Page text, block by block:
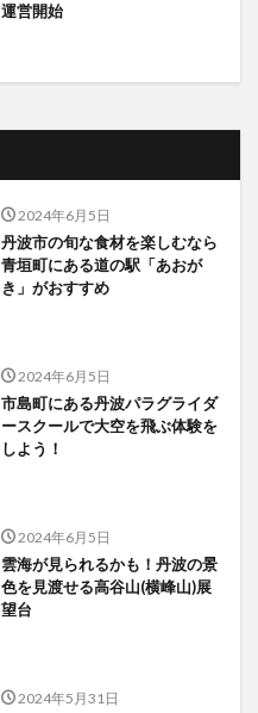
運営開始
2024年6月5日
丹波市の旬な食材を楽しむなら
青垣町にある道の駅「あおが
き」がおすすめ
2024年6月5日
市島町にある丹波パラグライダ
ースクールで大空を飛ぶ体験を
しよう！
2024年6月5日
雲海が見られるかも！丹波の景
色を見渡せる高谷山(横峰山)展
望台
2024年5月31日